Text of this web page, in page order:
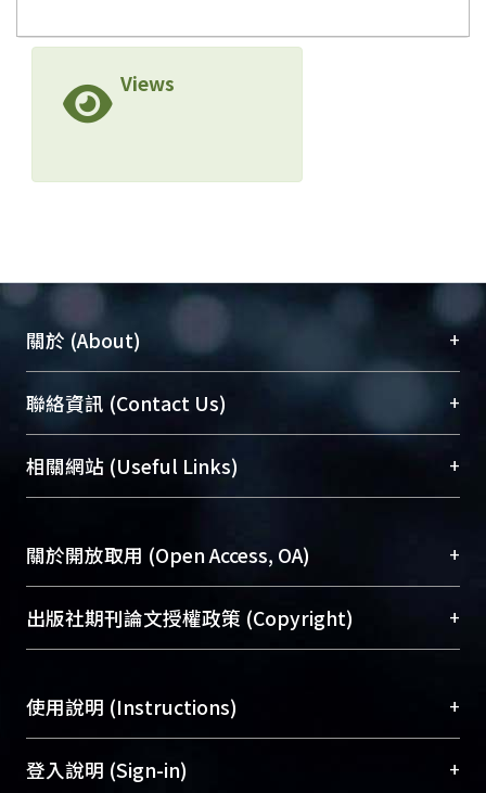
Views
關於 (About) +
臺大位居世界頂尖大學之列，為永久珍藏及向國際
展現本校豐碩的研究成果及學術能量，圖書館整合
機構典藏（NTUR）與學術庫（AH）不同功能平
台，成為臺大學術典藏NTU scholars。期能整合研
成果。
To permanently archive and promote researcher
profiles and scholarly works, Library integrates the
services of “NTU Repository” with “Academic
聯絡資訊 (Contact Us) +
總館學科館員(Main Library)
醫學圖書館學科館員(Medical Library)
Sciences Library)
相關網站 (Useful Links) +
關於開放取用 (Open Access, OA) +
開放取用是從使用者角度提升資訊取用性的社會運
動，應用在學術研究上是透過將研究著作公開供使
用逐年攀升。同時可加速研究發展、提升研究影響
Archive）平台。 （點選深入了解OA）
出版社期刊論文授權政策 (Copyright) +
含部分內容的版權非匯入者所有，或由第三方贊
助與合作完成，請確認該版權所有者及第三方同
意提供此授權。
使用說明 (Instructions) +
網站簡介(Quickstart Guide)
登入說明 (Sign-in) +